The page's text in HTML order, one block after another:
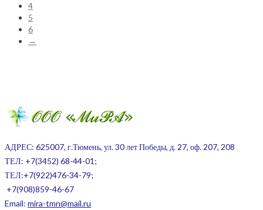
4
5
6
→
АДРЕС: 625007, г.Тюмень, ул. 30 лет Победы, д. 27, оф. 207, 208
ТЕЛ: +7(3452) 68-44-01;
ТЕЛ:+7(922)476-34-79;
+7(908)859-46-67
Email: mira-tmn@mail.ru